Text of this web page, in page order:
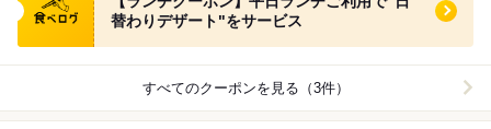
替わりデザート"をサービス
すべてのクーポンを見る（3件）